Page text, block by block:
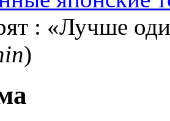
: «Лучше
)